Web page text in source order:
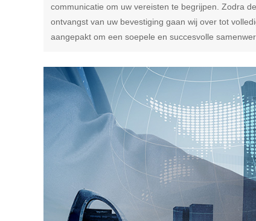
communicatie om uw vereisten te begrijpen. Zodra
ontvangst van uw bevestiging gaan wij over tot
aangepakt om een ​​soepele en succesvolle